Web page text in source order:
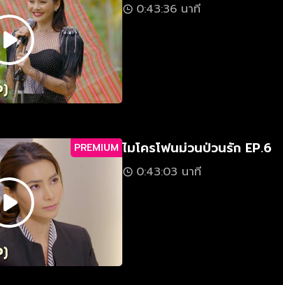
0:43:36 นาที
PREMIUM ไมโครโฟนม่วนป่วนรัก EP.6
0:43:03 นาที